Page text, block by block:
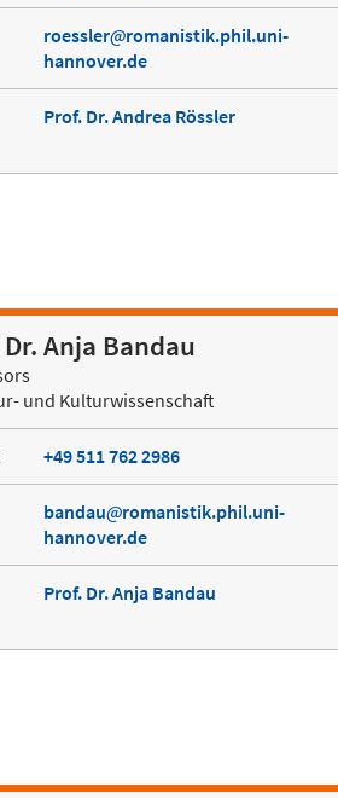
roessler
romanistik.phil.uni-
hannover.de
Prof. Dr. Andrea Rössler
Anja Bandau
und Kulturwissenschaft
+49 511 762 2986
bandau
romanistik.phil.uni-
hannover.de
Prof. Dr. Anja Bandau